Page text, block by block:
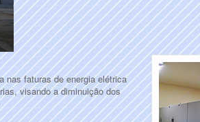
nas faturas de energia elétrica
visando a diminuição dos